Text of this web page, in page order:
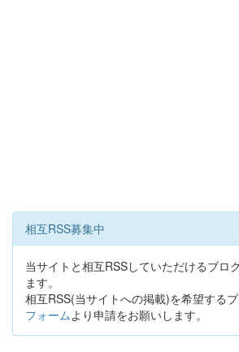
相互RSS募集中
当サイトと相互RSSしていただけるブロ
ます。
相互RSS(当サイトへの掲載)を希望する
フォームより申請をお願いします。